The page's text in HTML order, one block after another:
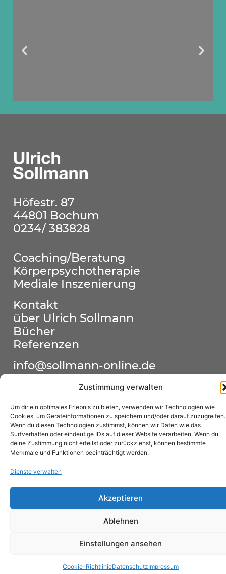
Zustimmung verwalten
Um dir ein optimales Erlebnis zu bieten, verwenden wir Technologien wie
Cookies, um Geräteinformationen zu speichern und/oder darauf zuzugreifen.
Wenn du diesen Technologien zustimmst, können wir Daten wie das
Surfverhalten oder eindeutige IDs auf dieser Website verarbeiten. Wenn du
deine Zustimmung nicht erteilst oder zurückziehst, können bestimmte
Merkmale und Funktionen beeinträchtigt werden.
Dienste verwalten
Akzeptieren
Ablehnen
Einstellungen ansehen
Cookie-RichtlinieDatenschutzImpressum
Höfestr. 87
44801 Bochum
0234/ 383828
Coaching/Beratung
Körperpsychotherapie
Mediale Inszenierung
Kontakt
über Ulrich Sollmann
Bücher
Referenzen
info@sollmann-online.de
Copyright © 2026 Ulrich Sollmann
Impressum
Datenschutz